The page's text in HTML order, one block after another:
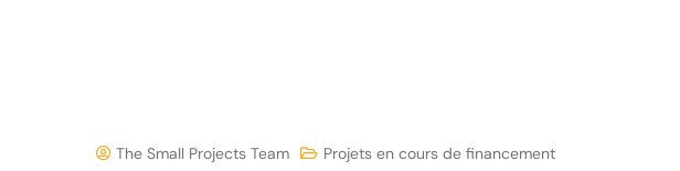
The Small Projects Team Projets en cours de financement